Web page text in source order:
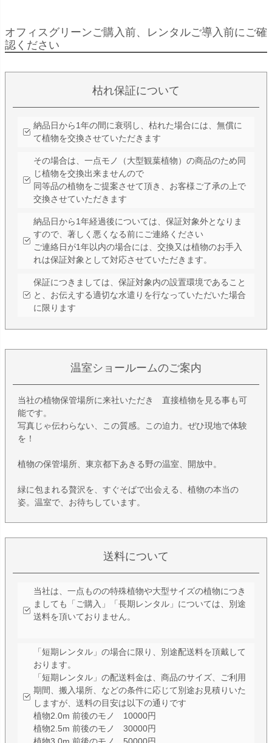
オフィスグリーンご購入前、レンタルご導入前にご確
認ください
枯れ保証について
納品日から1年の間に衰弱し、枯れた場合には、無償に
て植物を交換させていただきます
その場合は、一点モノ（大型観葉植物）の商品のため同
じ植物を交換出来ませんので
同等品の植物をご提案させて頂き、お客様ご了承の上で
交換させていただきます
納品日から1年経過後については、保証対象外となりま
すので、著しく悪くなる前にご連絡ください
ご連絡日が1年以内の場合には、交換又は植物のお手入
れは保証対象として対応させていただきます。
保証につきましては、保証対象内の設置環境であること
と、お伝えする適切な水遣りを行なっていただいた場合
に限ります
温室ショールームのご案内
当社の植物保管場所に来社いただき 直接植物を見る事も可
能です。
写真じゃ伝わらない、この質感。この迫力。ぜひ現地で体験
を！
植物の保管場所、東京都下あきる野の温室、開放中。
緑に包まれる贅沢を、すぐそばで出会える、植物の本当の
姿。温室で、お待ちしています。
送料について
当社は、一点ものの特殊植物や大型サイズの植物につき
ましても「ご購入」「長期レンタル」については、別途
送料を頂いておりません。
「短期レンタル」の場合に限り、別途配送料を頂戴して
おります。
「短期レンタル」の配送料金は、商品のサイズ、ご利用
期間、搬入場所、などの条件に応じて別途お見積りいた
しますが、送料の目安は以下の通りです
植物2.0m 前後のモノ 10000円
植物2.5m 前後のモノ 30000円
植物3.0m 前後のモノ 50000円